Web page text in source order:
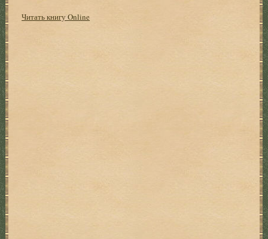
Читать книгу Online